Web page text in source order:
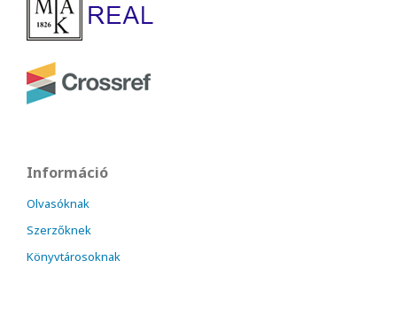
Információ
Olvasóknak
Szerzőknek
Könyvtárosoknak